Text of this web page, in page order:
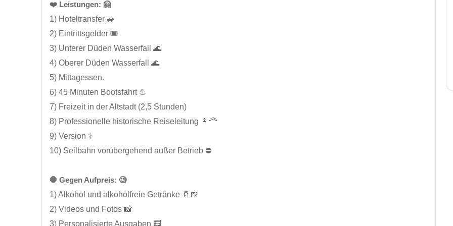
❤️ Leistungen: 🤗
1) Hoteltransfer 🚙
2) Eintrittsgelder 🎟️
3) Unterer Düden Wasserfall 🌊
4) Oberer Düden Wasserfall 🌊
5) Mittagessen.
6) 45 Minuten Bootsfahrt ⛵
7) Freizeit in der Altstadt (2,5 Stunden)
8) Professionelle historische Reiseleitung 👩‍🦰
9) Version ⚕️
10) Seilbahn vorübergehend außer Betrieb ⛔️
🛑 Gegen Aufpreis: 🧐
1) Alkohol und alkoholfreie Getränke 🥛🍺
2) Videos und Fotos 📸
3) Personalisierte Ausgaben 🧮